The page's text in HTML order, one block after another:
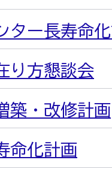
ター長寿命
り方懇談会
築・改修計画
命化計画